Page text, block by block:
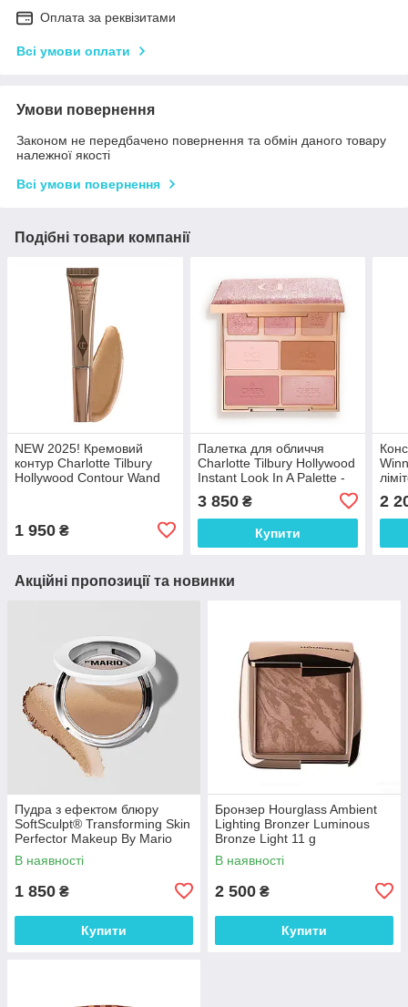
Оплата за реквізитами
Всі умови оплати
Умови повернення
Законом не передбачено повернення та обмін даного товару
належної якості
Всі умови повернення
Подібні товари компанії
NEW 2025! Кремовий
контур Charlotte Tilbury
Hollywood Contour Wand
1 950 ₴
Палетка для обличчя
Charlotte Tilbury Hollywood
Instant Look In A Palette -
3 850₴
Купити
2
Акційні пропозиції та новинки
Пудра з ефектом блюру
SoftSculpt® Transforming Skin
Perfector Makeup By Mario
Light Medium
В наявності
1 850 ₴
Купити
Бронзер Hourglass Ambient
Lighting Bronzer Luminous
Bronze Light 11 g
В наявності
2 500 ₴
Купити